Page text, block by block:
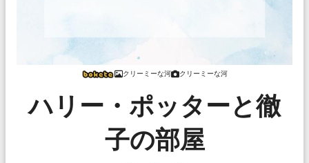
クリーミーな河 クリーミーな河
ハリー・ポッターと徹
子の部屋